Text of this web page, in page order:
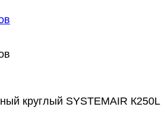
круглый SYSTEMAIR К250L